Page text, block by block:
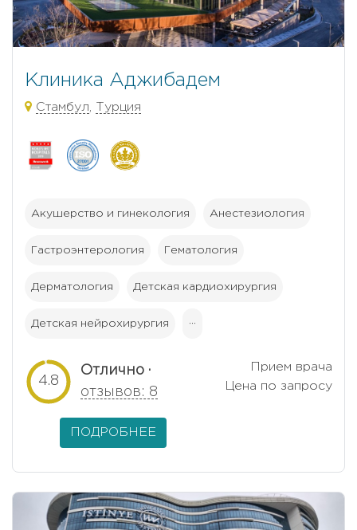
Клиника Аджибадем
Стамбул, Турция
Акушерство и гинекология Анестезиология
Гастроэнтерология Гематология
Дерматология Детская кардиохирургия
Детская нейрохирургия ···
4.8
Отлично ·
отзывов: 8
Прием врача
Цена по запросу
ПОДРОБНЕЕ